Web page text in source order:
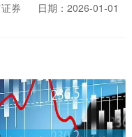
券
日期：2026-01-01